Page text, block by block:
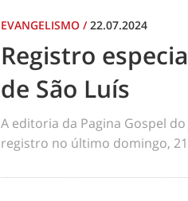
EVANGELISMO /22.07.2024
Registro
de São Luís
A editoria da Pagina Gospel
registro no último domingo,